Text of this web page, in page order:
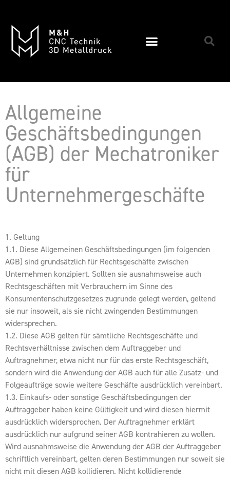
Allgemeine
Geschäftsbedingungen
(AGB) der Mechatroniker
für
Unternehmergeschäfte
1. Geltung
1.1. Diese Allgemeinen Geschäftsbedingungen (im folgenden
AGB) sind grundsätzlich für Rechtsgeschäfte zwischen
Unternehmen konzipiert. Sollten sie ausnahmsweise auch
Rechtsgeschäften mit Verbrauchern im Sinne des
Konsumentenschutzgesetzes zugrunde gelegt werden, geltend
sie nur insoweit, als sie nicht zwingenden Bestimmungen
widersprechen.
1.2. Diese AGB gelten für sämtliche Rechtsgeschäfte und
Rechtsverhältnisse zwischen dem Auftraggeber und
Auftragnehmer, etwa nicht nur für das erste Rechtsgeschäft,
sondern wird die Anwendung der AGB auch für alle Zusatz- und
Folgeaufträge sowie weitere Geschäfte ausdrücklich vereinbart.
1.3. Einkaufs- oder sonstige Geschäftsbedingungen der
Auftraggeber haben keine Gültigkeit und wird diesen hiermit
ausdrücklich widersprochen. Der Auftragnehmer erklärt
ausdrücklich nur aufgrund seiner AGB kontrahieren zu wollen.
Wird ausnahmsweise die Anwendung der AGB der Auftraggeber
schriftlich vereinbart, gelten deren Bestimmungen nur soweit sie
nicht mit diesen AGB kollidieren. Nicht kollidierende